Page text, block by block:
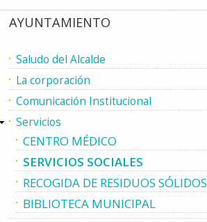
AYUNTAMIENTO
Saludo del Alcalde
La corporación
Comunicación Institucional
Servicios
CENTRO MÉDICO
SERVICIOS SOCIALES
RECOGIDA DE RESIDUOS SÓLIDOS
BIBLIOTECA MUNICIPAL